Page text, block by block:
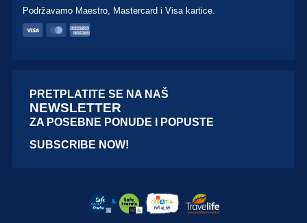
Podržavamo Maestro, Mastercard i Visa kartice.
PRETPLATITE SE NA NAŠ
NEWSLETTER
ZA POSEBNE PONUDE I POPUSTE
SUBSCRIBE NOW!